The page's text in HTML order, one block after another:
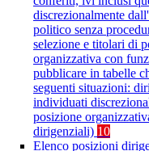
discrezionalmente
politico senza
selezione e titolari di
organizzativa con
pubblicare in tabelle
seguenti situazioni:
individuati
posizione
dirigenziali) 10
Elenco posizioni